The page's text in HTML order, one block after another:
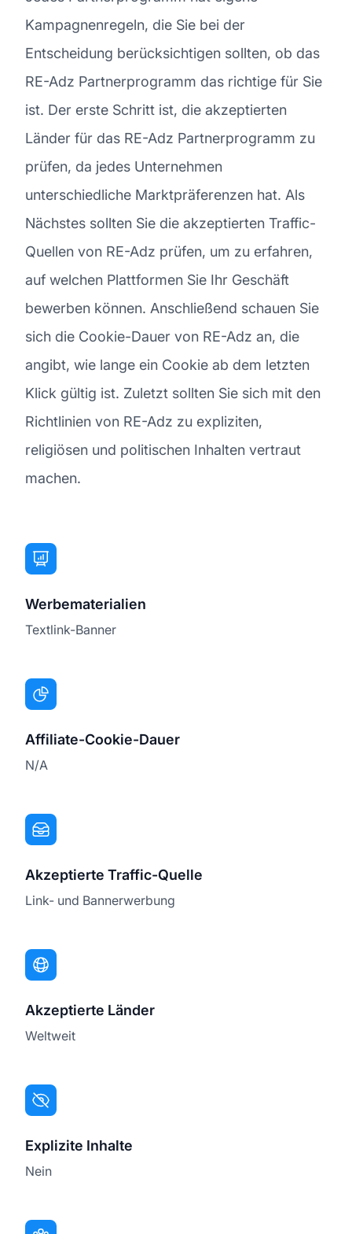
Kampagnenregeln, die Sie bei der
Entscheidung berücksichtigen sollten, ob das
RE-Adz Partnerprogramm das richtige für Sie
ist. Der erste Schritt ist, die akzeptierten
Länder für das RE-Adz Partnerprogramm zu
prüfen, da jedes Unternehmen
unterschiedliche Marktpräferenzen hat. Als
Nächstes sollten Sie die akzeptierten Traffic-
Quellen von RE-Adz prüfen, um zu erfahren,
auf welchen Plattformen Sie Ihr Geschäft
bewerben können. Anschließend schauen Sie
sich die Cookie-Dauer von RE-Adz an, die
angibt, wie lange ein Cookie ab dem letzten
Klick gültig ist. Zuletzt sollten Sie sich mit den
Richtlinien von RE-Adz zu expliziten,
religiösen und politischen Inhalten vertraut
machen.
Werbematerialien
Textlink-Banner
Affiliate-Cookie-Dauer
N/A
Akzeptierte Traffic-Quelle
Link- und Bannerwerbung
Akzeptierte Länder
Weltweit
Explizite Inhalte
Nein